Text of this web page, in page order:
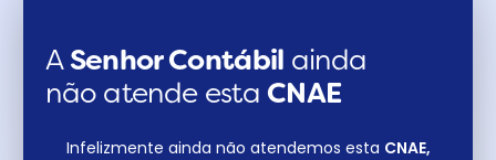
A Senhor Contábil ainda
não atende esta CNAE​
Infelizmente ainda não atendemos esta CNAE,